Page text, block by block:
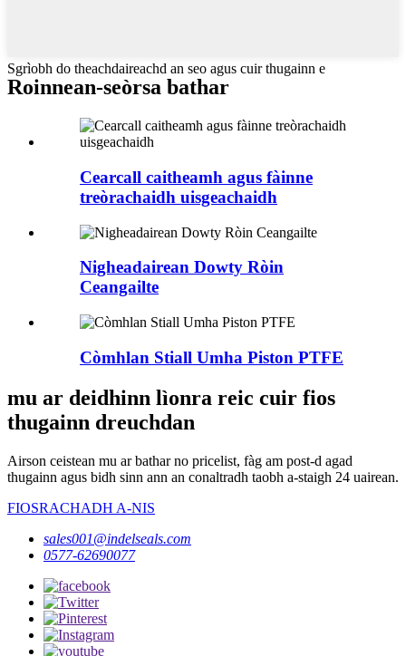
Sgrìobh do theachdaireachd an seo agus cuir thugainn e
Roinnean-seòrsa bathar
Cearcall caitheamh agus fàinne
treòrachaidh uisgeachaidh
Nigheadairean Dowty Ròin
Ceangailte
Còmhlan Stiall Umha Piston PTFE
mu ar deidhinn lìonra reic cuir fios
thugainn dreuchdan
Airson ceistean mu ar bathar no pricelist, fàg am post-d agad
thugainn agus bidh sinn ann an conaltradh taobh a-staigh 24 uairean.
FIOSRACHADH A-NIS
sales001@indelseals.com
0577-62690077